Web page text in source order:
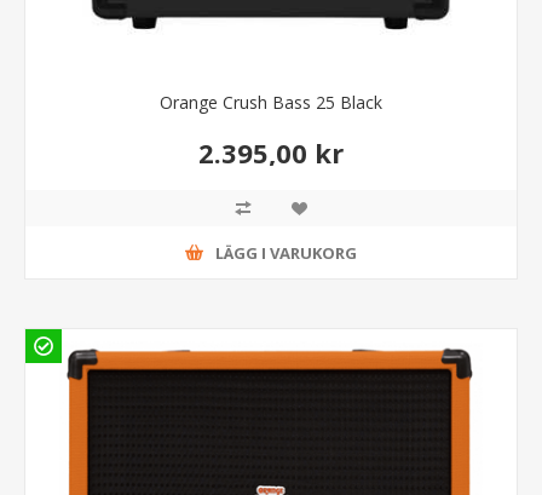
Orange Crush Bass 25 Black
2.395,00 kr
LÄGG I VARUKORG